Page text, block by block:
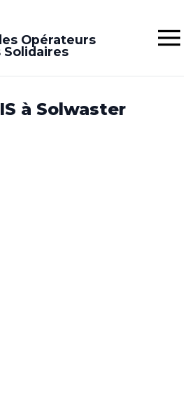
Opérateurs
Solidaires
à Solwaster